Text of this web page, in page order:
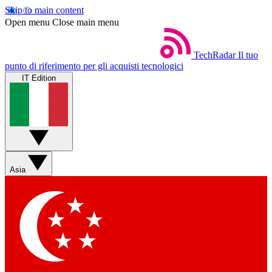
Skip to main content
Open menu Close main menu
TechRadar Il tuo
punto di riferimento per gli acquisti tecnologici
IT Edition
Asia